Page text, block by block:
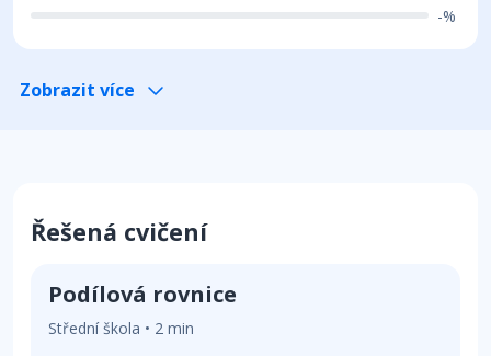
-%
Zobrazit více
Řešená cvičení
Podílová rovnice
Střední škola • 2 min